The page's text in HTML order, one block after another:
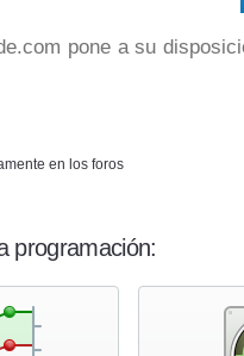
en los foros
programación: